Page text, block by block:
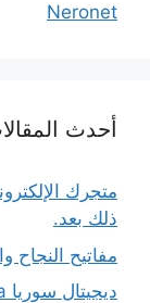
Neronet
أحدث
متجرك
ذلك بعد.
مفاتيح النجاح